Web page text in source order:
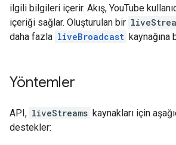
ilgili bilgileri içerir. Akış, YouTube
içeriği sağlar. Oluşturulan bir
daha fazla liveBroadcast kaynağına
Yöntemler
API, liveStreams kaynakları için
destekler: